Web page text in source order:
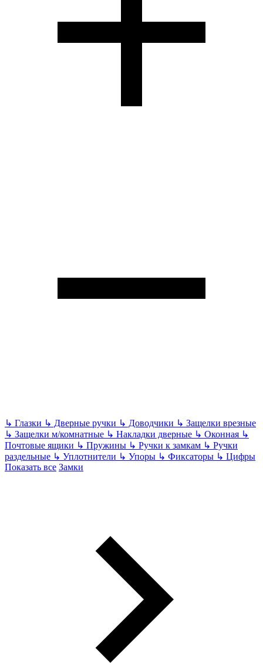
↳ Глазки ↳ Дверные ручки ↳ Доводчики ↳ Защелки врезные
↳ Защелки м/комнатные ↳ Накладки дверные ↳ Оконная ↳
Почтовые ящики ↳ Пружины ↳ Ручки к замкам ↳ Ручки
раздельные ↳ Уплотнители ↳ Упоры ↳ Фиксаторы ↳ Цифры
Показать все Замки